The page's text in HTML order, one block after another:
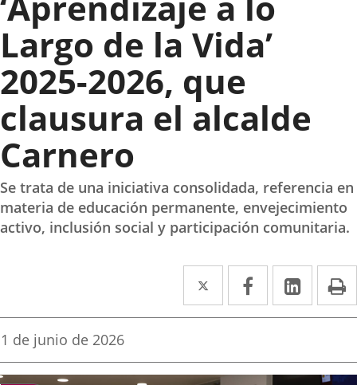
Largo de la Vida’
2025-2026, que
clausura el alcalde
Carnero
Se trata de una iniciativa consolidada, referencia en
materia de educación permanente, envejecimiento
activo, inclusión social y participación comunitaria.
Twitter
Enlace
a
aplicación
Facebook
Enlace
a
aplicación
Enlace
a
Fecha
la
1 de junio de 2026